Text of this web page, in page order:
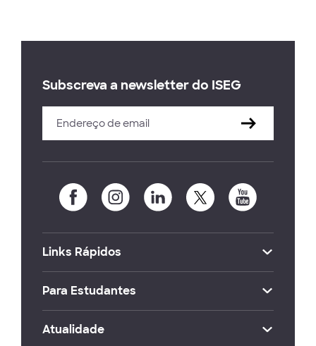
Subscreva a newsletter do ISEG
Links Rápidos
Para Estudantes
Atualidade